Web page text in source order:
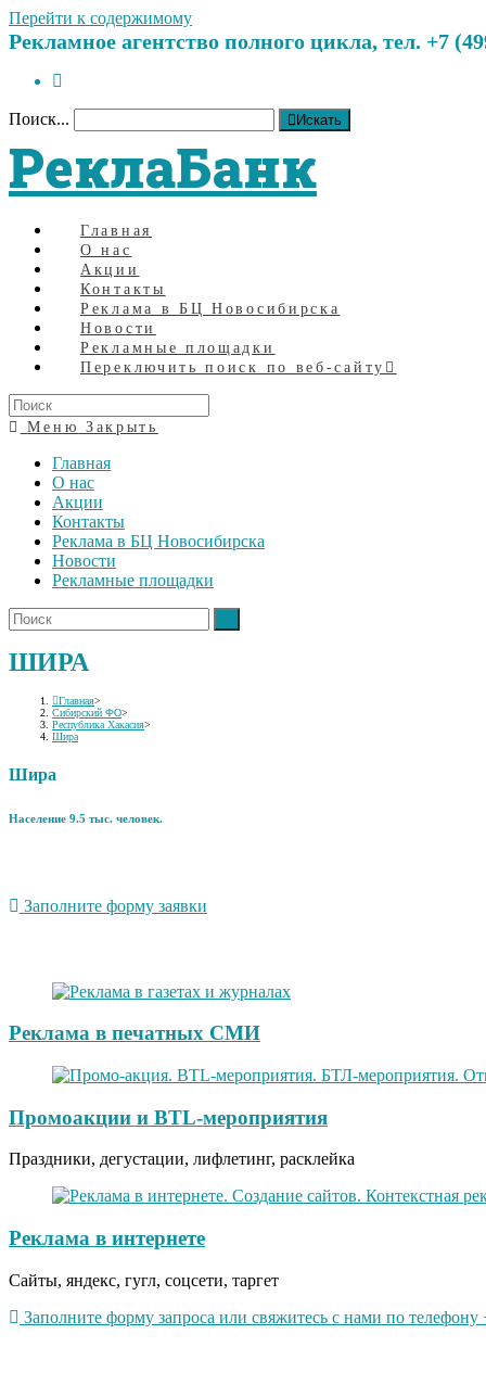
Перейти к содержимому
Рекламное агентство полного цикла, тел. +7
Поиск... Искать
РеклаБанк
Главная
О нас
Акции
Контакты
Реклама в БЦ Новосибирска
Новости
Рекламные площадки
Переключить поиск по веб-сайту
Меню Закрыть
Главная
О нас
Акции
Контакты
Реклама в БЦ Новосибирска
Новости
Рекламные площадки
ШИРА
Главная>
Сибирский ФО>
Республика Хакасия>
Шира
Шира
Население 9.5 тыс. человек.
Заполните форму заявки
Реклама в печатных СМИ
Промоакции и BTL-мероприятия
Праздники, дегустации, лифлетинг, расклейка
Реклама в интернете
Сайты, яндекс, гугл, соцсети, таргет
Заполните форму запроса или свяжитесь с нами по